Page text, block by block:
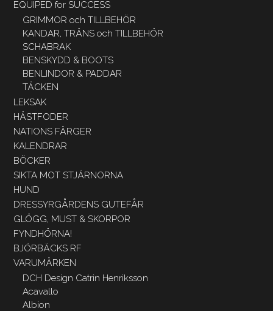
EQUIPED for SUCCESS
GRIMMOR och TILLBEHÖR
KANDAR, TRÄNS och TILLBEHÖR
SCHABRAK
BENSKYDD & BOOTS
BENLINDOR & PADDAR
TÄCKEN
LEKSAK
HÄSTFODER
NATIONS FÄRGER
KALENDRAR
BÖCKER
SIKTA MOT STJÄRNORNA
HUND
DRESSYRGÅRDENS GUTEFÅR
GLÖGG, MUST & SKORPOR
FYNDHÖRNA!
BJÖRBÄCKS RF
VARUMÄRKEN
DCH Design Catrin Henriksson
Acavallo
Albion